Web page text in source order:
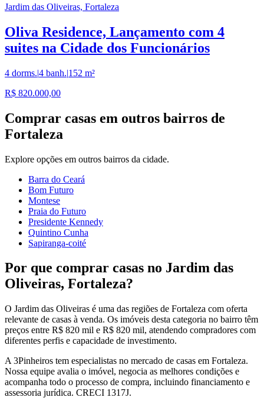
Jardim das Oliveiras, Fortaleza
Oliva Residence, Lançamento com 4
suites na Cidade dos Funcionários
4 dorms.|4 banh.|152 m²
R$ 820.000,00
Comprar casas em outros bairros de
Fortaleza
Explore opções em outros bairros da cidade.
Barra do Ceará
Bom Futuro
Montese
Praia do Futuro
Presidente Kennedy
Quintino Cunha
Sapiranga-coité
Por que comprar casas no Jardim das
Oliveiras, Fortaleza?
O Jardim das Oliveiras é uma das regiões de Fortaleza com oferta
relevante de casas à venda. Os imóveis desta categoria no bairro têm
preços entre R$ 820 mil e R$ 820 mil, atendendo compradores com
diferentes perfis e capacidade de investimento.
A 3Pinheiros tem especialistas no mercado de casas em Fortaleza.
Nossa equipe avalia o imóvel, negocia as melhores condições e
acompanha todo o processo de compra, incluindo financiamento e
assessoria jurídica. CRECI 1317J.